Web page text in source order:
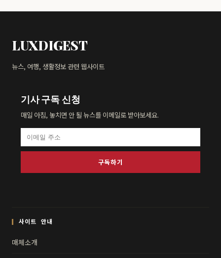
LUXDIGEST
뉴스, 여행, 생활정보 관련 웹사이트
기사 구독 신청
매일 아침, 놓치면 안 될 뉴스를 이메일로 받아보세요.
구독하기
사이트 안내
매체소개